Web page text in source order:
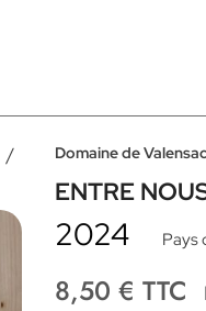
Domaine de Valensac
ENTRE
2024 Pays
8,50 € TTC